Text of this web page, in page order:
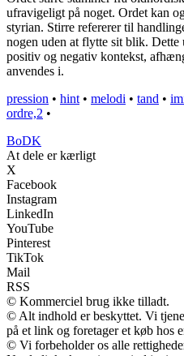
ufravigeligt på noget. Ordet kan
styrian. Stirre refererer til
nogen uden at flytte sit blik. Dette
positiv og negativ kontekst,
anvendes i.
pression • hint • melodi • tand •
ordre,2 •
BoDK
At dele er kærligt
X
Facebook
Instagram
LinkedIn
YouTube
Pinterest
TikTok
Mail
RSS
© Kommerciel brug ikke tilladt.
© Alt indhold er beskyttet. Vi
på et link og foretager et køb hos
© Vi forbeholder os alle